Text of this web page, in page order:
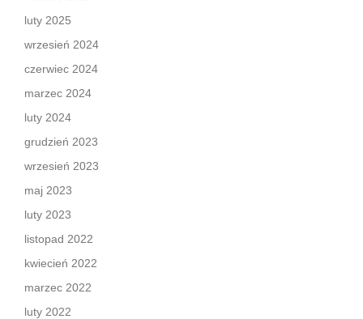
luty 2025
wrzesień 2024
czerwiec 2024
marzec 2024
luty 2024
grudzień 2023
wrzesień 2023
maj 2023
luty 2023
listopad 2022
kwiecień 2022
marzec 2022
luty 2022